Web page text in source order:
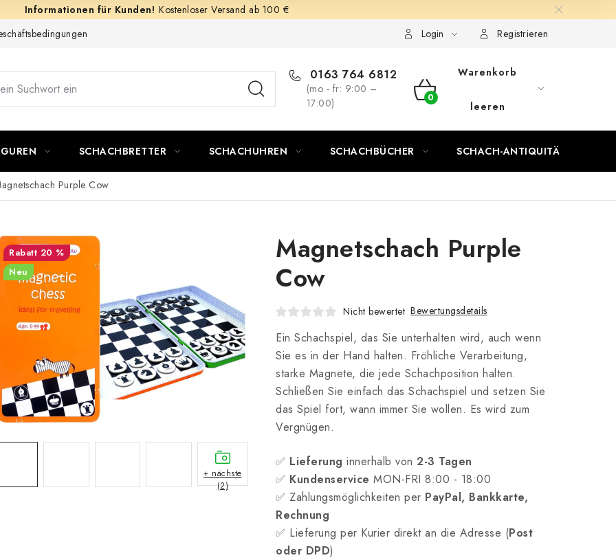
Kostenloser Versand ab 100 €
Login Registrieren
0163 764 6812
(mo - fr: 9:00 –
17:00)
WARENKORB
Warenkorb
leeren
SCHACHBRETTER SCHACHUHREN SCHACHBÜCHER SCHACH-ANTIQUITÄTENLADEN
Purple Cow
Magnetschach Purple
Cow
Nicht bewertet Bewertungsdetails
Ein Schachspiel, das Sie unterhalten wird, auch wenn
Sie es in der Hand halten. Fröhliche Verarbeitung,
starke Magnete, die jede Schachposition halten.
Schließen Sie einfach das Schachspiel und setzen Sie
das Spiel fort, wann immer Sie wollen. Es wird zum
Vergnügen.
✅ Lieferung innerhalb von 2-3 Tagen
✅ Kundenservice MON-FRI 8:00 - 18:00
✅ Zahlungsmöglichkeiten per PayPal, Bankkarte,
Rechnung
✅ Lieferung per Kurier direkt an die Adresse (Post
oder DPD)
20 %
Neu
+ nächste
(2)